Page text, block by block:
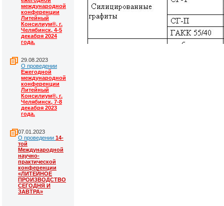
международной
конференции
Литейный
Консилиум®, г.
Челябинск, 4-5
декабря 2024
года.
29.08.2023
О проведении
Ежегодной
международной
конференции
Литейный
Консилиум®, г.
Челябинск, 7-8
декабря 2023
года.
07.01.2023
О проведении 14-
той
Международной
научно-
практической
конференции
«ЛИТЕЙНОЕ
ПРОИЗВОДСТВО
СЕГОДНЯ И
ЗАВТРА»